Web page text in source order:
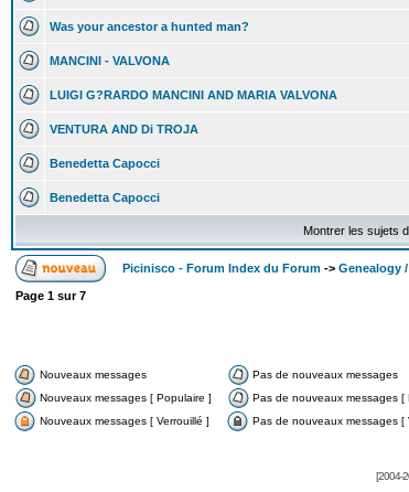
Was your ancestor a hunted man?
MANCINI - VALVONA
LUIGI G?RARDO MANCINI AND MARIA VALVONA
VENTURA AND Di TROJA
Benedetta Capocci
Benedetta Capocci
Montrer les sujets
Picinisco - Forum Index du Forum -> Genealogy
Page 1 sur7
Nouveaux messages Pas de nouveaux messages
Nouveaux messages [ Populaire ]
Pas de nouveaux messages [
Nouveaux messages [ Verrouillé ]
Pas de nouveaux messages [
[2004-